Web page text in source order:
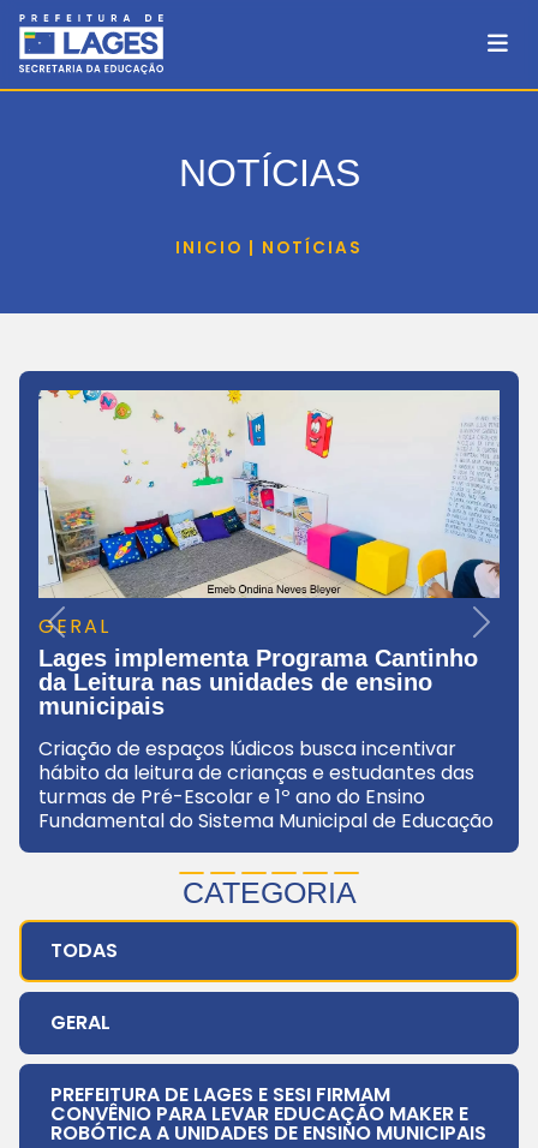
INICIO | NOTÍCIAS
NOTÍCIAS
GERAL
Lages implementa Programa Cantinho
da Leitura nas unidades de ensino
municipais
Criação de espaços lúdicos busca incentivar
hábito da leitura de crianças e estudantes das
turmas de Pré-Escolar e 1º ano do Ensino
Fundamental do Sistema Municipal de Educação
Previous Next
CATEGORIA
TODAS
GERAL
PREFEITURA DE LAGES E SESI FIRMAM
CONVÊNIO PARA LEVAR EDUCAÇÃO MAKER E
ROBÓTICA A UNIDADES DE ENSINO MUNICIPAIS